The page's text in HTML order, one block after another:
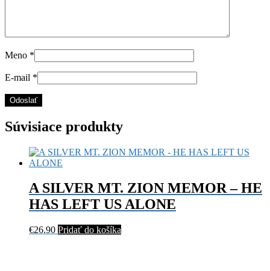
Meno *
E-mail *
Súvisiace produkty
A SILVER MT. ZION MEMOR – HE
HAS LEFT US ALONE
€26.90 Pridať do košíka